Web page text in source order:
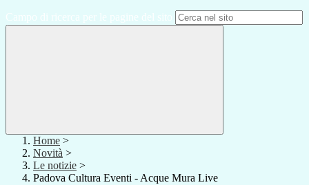
Campo di ricerca per le pagine del sito
Home >
Novità >
Le notizie >
Padova Cultura Eventi - Acque Mura Live